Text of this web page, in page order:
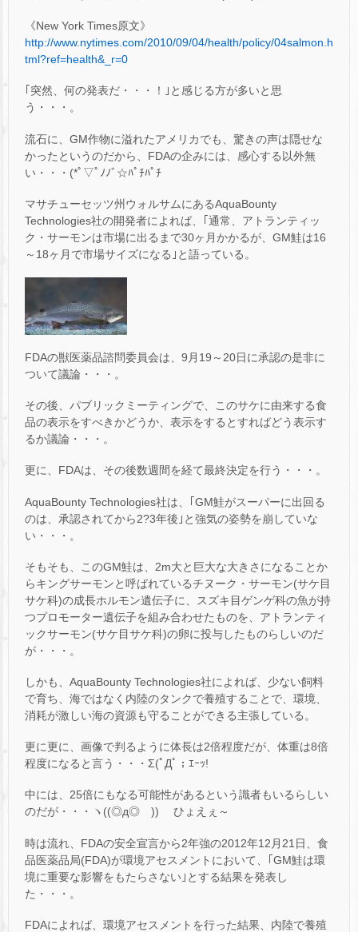
《New York Times原文》
http://www.nytimes.com/2010/09/04/health/policy/04salmon.h
tml?ref=health&_r=0
｢突然、何の発表だ・・・！｣と感じる方が多いと思
う・・・。
流石に、GM作物に溢れたアメリカでも、驚きの声は隠せな
かったというのだから、FDAの企みには、感心する以外無
い・・・(*ﾟ▽ﾟﾉﾉﾞ☆ﾊﾟﾁﾊﾟﾁ
マサチューセッツ州ウォルサムにあるAquaBounty
Technologies社の開発者によれば、｢通常、アトランティッ
ク・サーモンは市場に出るまで30ヶ月かかるが、GM鮭は16
～18ヶ月で市場サイズになる｣と語っている。
FDAの獣医薬品諮問委員会は、9月19～20日に承認の是非に
ついて議論・・・。
その後、パブリックミーティングで、このサケに由来する食
品の表示をすべきかどうか、表示をするとすればどう表示す
るか議論・・・。
更に、FDAは、その後数週間を経て最終決定を行う・・・。
AquaBounty Technologies社は、｢GM鮭がスーパーに出回る
のは、承認されてから2?3年後｣と強気の姿勢を崩していな
い・・・。
そもそも、このGM鮭は、2m大と巨大な大きさになることか
らキングサーモンと呼ばれているチヌーク・サーモン(サケ目
サケ科)の成長ホルモン遺伝子に、スズキ目ゲンゲ科の魚が持
つプロモーター遺伝子を組み合わせたものを、アトランティ
ックサーモン(サケ目サケ科)の卵に投与したものらしいのだ
が・・・。
しかも、AquaBounty Technologies社によれば、少ない飼料
で育ち、海ではなく内陸のタンクで養殖することで、環境、
消耗が激しい海の資源も守ることができる主張している。
更に更に、画像で判るように体長は2倍程度だが、体重は8倍
程度になると言う・・・Σ(ﾟДﾟ；ｴｰｯ!
中には、25倍にもなる可能性があるという識者もいるらしい
のだが・・・ヽ((◎д◎ ))ゝ ひょえぇ～
時は流れ、FDAの安全宣言から2年強の2012年12月21日、食
品医薬品局(FDA)が環境アセスメントにおいて、｢GM鮭は環
境に重要な影響をもたらさない｣とする結果を発表し
た・・・。
FDAによれば、環境アセスメントを行った結果、内陸で養殖